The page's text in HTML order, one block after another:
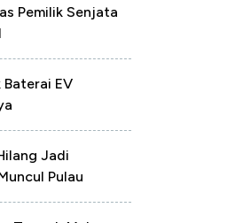
Pemilik Senjata
Baterai EV
Jadi
Pulau